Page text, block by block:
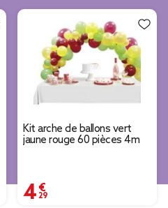
Kit arche de ballons vert
jaune rouge 60 pièces 4m
4,29 €